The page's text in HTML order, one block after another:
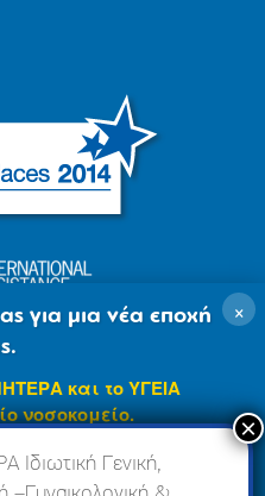
Ιδιωτική Γενική,
×
για μια νέα εποχή
και το ΥΓΕΙΑ
νοσοκομείο.
σε φάση ανανέωσης
θα ενσωματωθεί